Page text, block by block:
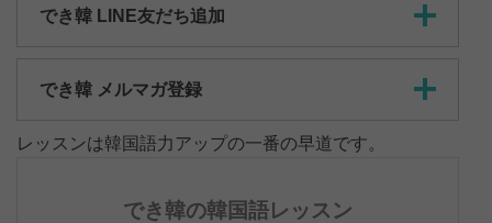
でき韓 LINE友だち追加
でき韓 メルマガ登録
レッスンは韓国語力アップの一番の早道です。
でき韓の韓国語レッスン